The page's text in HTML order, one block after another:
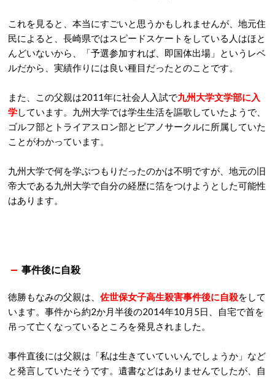
これを見ると、本当にすごいと思うかもしれませんが、地元住
民によると、長崎県ではスピードスケートをしている人はほと
んどいないから、「予選参加すれば、即国体出場」というレベ
ルだから、実績作りには良い種目だったとのことです。
また、この父親は2011年に社会人入試で九州大学文学部に入
学しています。九州大学では学生生活を謳歌していたようで、
ゴルフ部とトライアスロン部とピアノサークルに所属していた
ことがわかっています。
九州大学で何を学ぶつもりだったのかは不明ですが、地元の旧
帝大である九州大学で自分の経歴に箔をつけようとした可能性
はあります。
事件後に自殺
徳勝もなみの父親は、 佐世保女子高生殺害事件後に自殺をして
います。事件から約2か月半後の2014年10月5日、自宅で首を
吊って亡くなっているところを発見されました。
事件直後には父親は「私は生きていていいんでしょうか」など
と発言していたそうです。遺書などはありませんでしたが、自